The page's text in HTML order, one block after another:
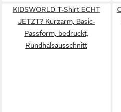
KIDSWORLD T-Shirt ECHT
JETZT? Kurzarm, Basic-
Passform, bedruckt,
Rundhalsausschnitt